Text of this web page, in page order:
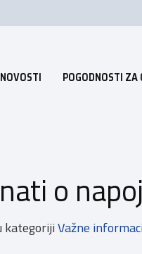
NOVOSTI POGODNOSTI ZA
o
kategorijiVažne